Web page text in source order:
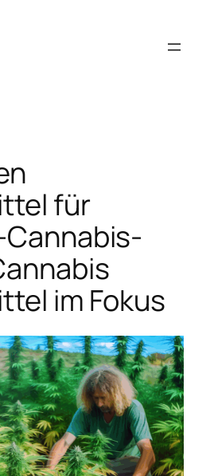
für
im Fokus